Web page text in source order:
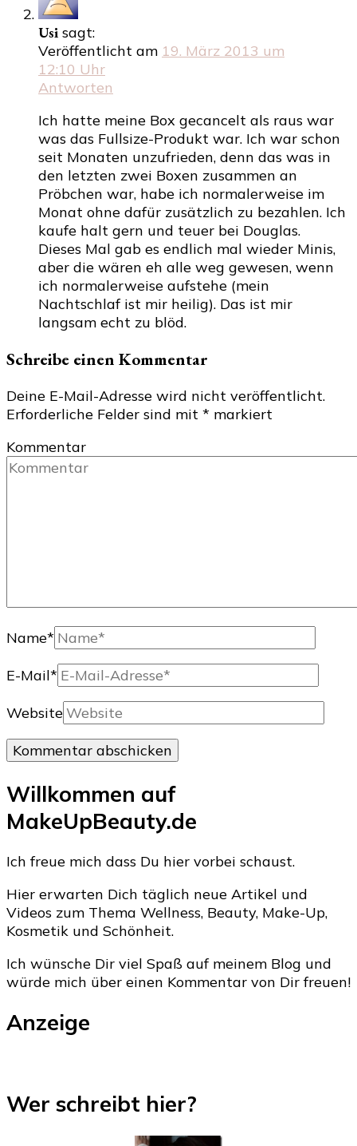
Usi sagt:
Veröffentlicht am 19. März 2013 um
12:10 Uhr
Antworten
Ich hatte meine Box gecancelt als raus war
was das Fullsize-Produkt war. Ich war schon
seit Monaten unzufrieden, denn das was in
den letzten zwei Boxen zusammen an
Pröbchen war, habe ich normalerweise im
Monat ohne dafür zusätzlich zu bezahlen. Ich
kaufe halt gern und teuer bei Douglas.
Dieses Mal gab es endlich mal wieder Minis,
aber die wären eh alle weg gewesen, wenn
ich normalerweise aufstehe (mein
Nachtschlaf ist mir heilig). Das ist mir
langsam echt zu blöd.
Schreibe einen Kommentar
Deine E-Mail-Adresse wird nicht veröffentlicht.
Erforderliche Felder sind mit * markiert
Kommentar
Name*
E-Mail*
Website
Willkommen auf
MakeUpBeauty.de
Ich freue mich dass Du hier vorbei schaust.
Hier erwarten Dich täglich neue Artikel und
Videos zum Thema Wellness, Beauty, Make-Up,
Kosmetik und Schönheit.
Ich wünsche Dir viel Spaß auf meinem Blog und
würde mich über einen Kommentar von Dir freuen!
Anzeige
Wer schreibt hier?